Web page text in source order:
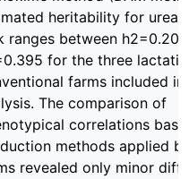
heritability for urea
ranges between
for the three
farms included in
The comparison of
correlations
methods applied
revealed only minor